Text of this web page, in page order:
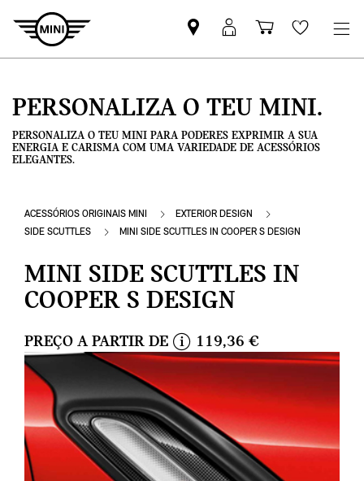
Pesquisar
parceiro
Iniciar
sessão
Carrinho
de
Wishlist
PERSONALIZA O TEU MINI.
PERSONALIZA O TEU MINI PARA PODERES EXPRIMIR A SUA
ENERGIA E CARISMA COM UMA VARIEDADE DE ACESSÓRIOS
ELEGANTES.
ACESSÓRIOS ORIGINAIS MINI
EXTERIOR DESIGN
SIDE SCUTTLES
MINI SIDE SCUTTLES IN COOPER S DESIGN
MINI SIDE SCUTTLES IN
COOPER S DESIGN
PREÇO A PARTIR DE
i
n
f
o
119,36 €